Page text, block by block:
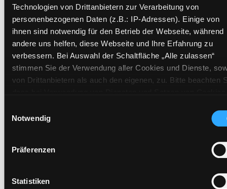
Technologien von Drittanbietern zur Verarbeitung von
personenbezogenen Daten (z.B.: IP-Adressen). Einige von
ihnen sind notwendig für den Betrieb der Webseite, während
andere uns helfen, diese Webseite und Ihre Erfahrung zu
verbessern. Bei Auswahl der Schaltfläche „Alle zulassen“
stimmen Sie der Verwendung aller Cookies und Dienste,
von Drittanbietern als auch den eigenen, zu. Bitte beachten
(Länder außerhalb des EWR ohne adäquates
Datenschutzniveau) stattfinden kann. In diesem
ausgeschlossen werden. Eine Verarbeitung durch solche
Einwilligung erteilen („Auswahl erlauben“) oder auf die
Notwendig
Präferenzen
Statistiken
Signatur:EL.AK BER
Standort 2:Ausleihe
Status: Entliehen
Vorbestellungen:0
Mediengruppe:Sachbuch
Frist:21.09.2026
Signatur: